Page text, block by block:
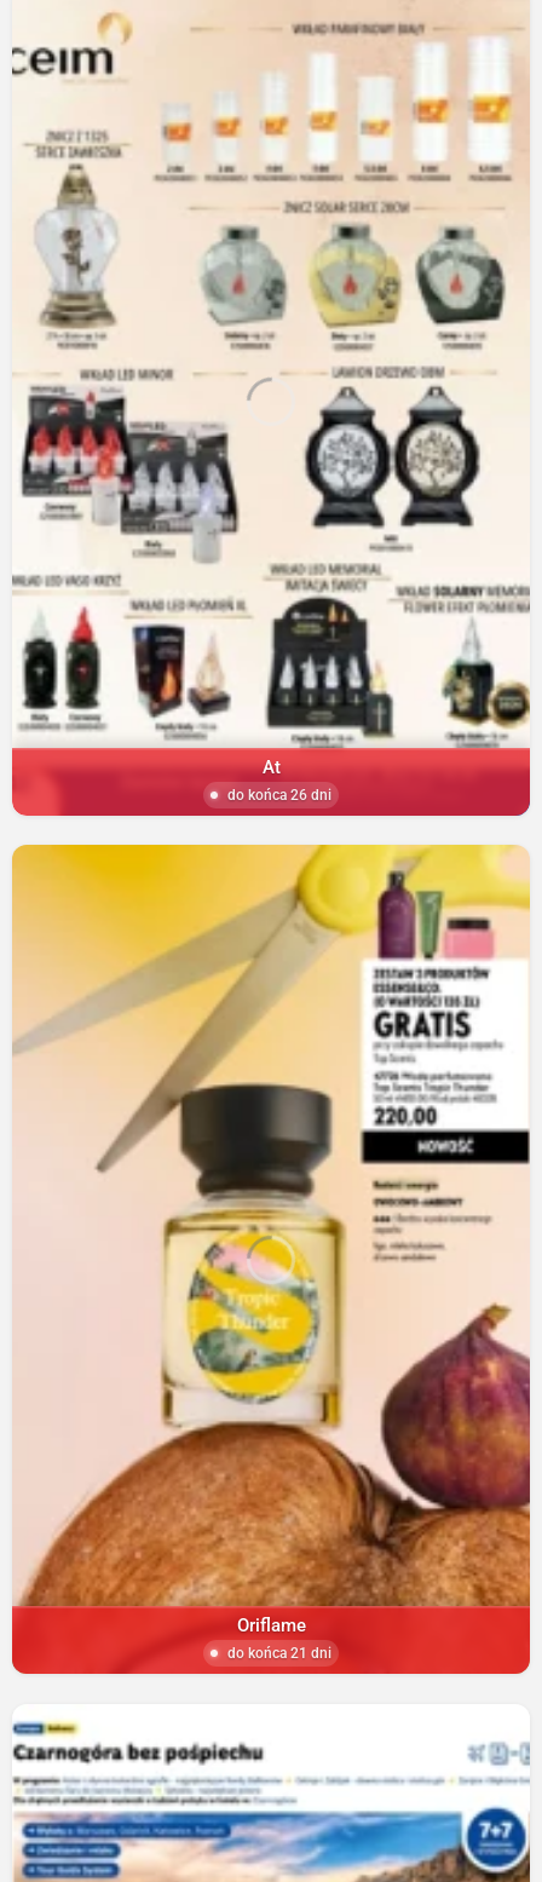
At
do końca 26 dni
Oriflame
do końca 21 dni